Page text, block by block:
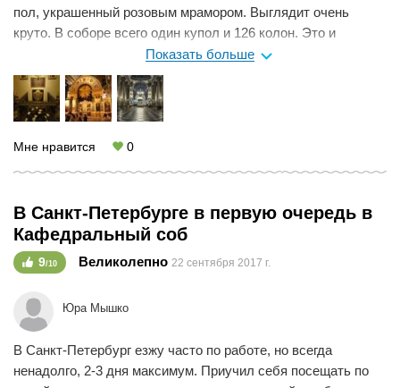
пол, украшенный розовым мрамором. Выглядит очень
круто. В соборе всего один купол и 126 колон. Это и
является главной отличительной чертой Казанского собора
от других. Вход бесплатный, но есть проблема с парковкой
автомобиля, так как собор находится в центре города.
Показать больше
Мне нравится 0
В Санкт-Петербурге в первую очередь в
Кафедральный соб
9/10 Великолепно 22 сентября 2017 г.
Юра Мышко
В Санкт-Петербург езжу часто по работе, но всегда
ненадолго, 2-3 дня максимум. Приучил себя посещать по